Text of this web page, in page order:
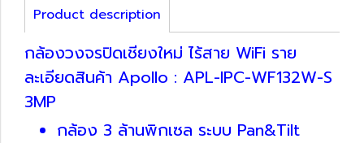
Product description
กล้องวงจรปิดเชียงใหม่ ไร้สาย WiFi ราย
ละเอียดสินค้า Apollo : APL-IPC-WF132W-S
3MP
กล้อง 3 ล้านพิกเซล ระบบ Pan&Tilt